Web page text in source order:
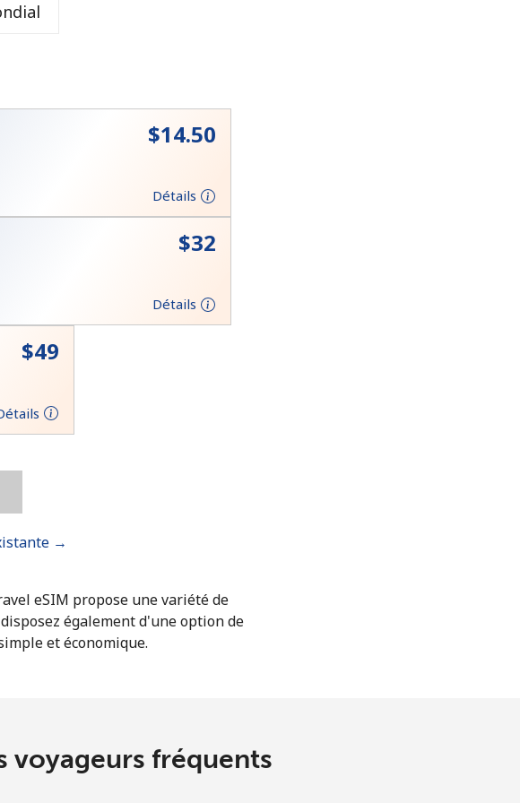
de passe créé
les
⁦$14.50⁩
Détails
⁦$32⁩
Détails
⁦$49⁩
→
eSIM propose une variété de
également d'une option de
et économique.
voyageurs fréquents